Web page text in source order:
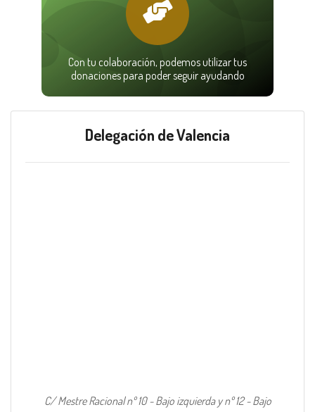
Con tu colaboración, podemos utilizar tus
donaciones para poder seguir ayudando
Delegación de Valencia
C/ Mestre Racional nº 10 - Bajo izquierda y nº 12 - Bajo